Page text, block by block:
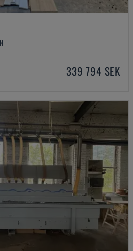
339 794 SEK